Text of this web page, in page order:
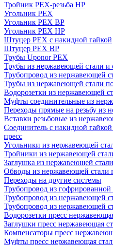
Тройник PEX-резьба НР
Угольник PEX
Угольник PEX ВР
Угольник PEX НР
Штуцер PEX c накидной гайкой
Штуцер PEX ВР
Трубы Uponor PEX
Трубы из нержавеющей стали
Трубопровод из нержавеющей
Трубы из нержавеющей стали
Водорозетки из нержавеющей
Муфты соединительные из
Переходы прямые на резьбу из
Вставки резьбовые из
Соединитель с накидной
пресс
Угольники из нержавеющей
Тройники из нержавеющей
Заглушка из нержавеющей
Обводы из нержавеющей стали
Переходы на другие системы
Трубопровод из
Трубопровод из нержавеющей
Трубопровод из нержавеющей
Водорозетки пресс
Заглушки пресс нержавеющая
Компенсаторы пресс
Муфты пресс нержавеющая